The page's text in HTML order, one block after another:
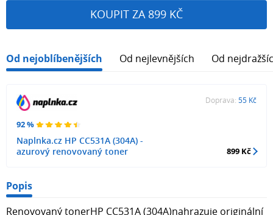
KOUPIT ZA 899 KČ
Od nejoblíbenějších Od nejlevnějších Od
92 %
Naplnka.cz HP CC531A (304A) -
azurový renovovaný toner
Doprava: 55 Kč
899 Kč
Popis
Renovovaný tonerHP CC531A (304A)nahrazuje originální